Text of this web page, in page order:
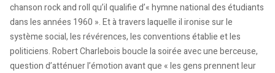
chanson rock and roll qu’il qualifie d’« hymne national des étudiants
dans les années 1960 ». Et à travers laquelle il ironise sur le
système social, les révérences, les conventions établie et les
politiciens. Robert Charlebois boucle la soirée avec une berceuse,
question d’atténuer l’émotion avant que « les gens prennent leur